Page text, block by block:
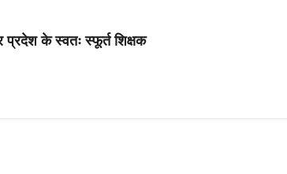
प्रदेश के स्वतः स्फूर्त शिक्षक